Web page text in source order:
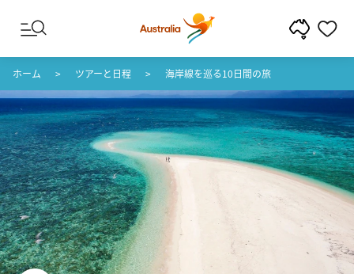
コンテンツへスキップ
フッターナビゲーションへスキップ
ホーム ツアーと日程 海岸線を巡る10日間の旅